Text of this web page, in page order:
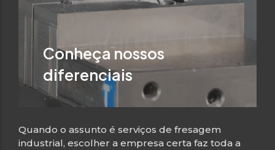
Conheça nossos
diferenciais
Quando o assunto é serviços de fresagem
industrial, escolher a empresa certa faz toda a